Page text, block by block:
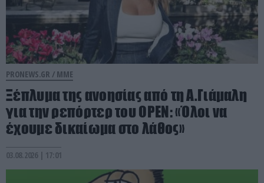
PRONEWS.GR / ΜΜΕ
Ξέπλυμα της ανοησίας από τη Α.Γιάμαλη
για την ρεπόρτερ του ΟΡΕΝ: «Όλοι να
έχουμε δικαίωμα στο λάθος»
03.08.2026 | 17:01